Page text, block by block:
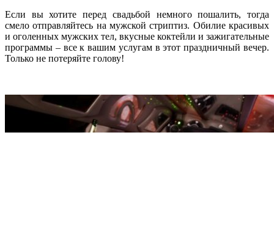
Если вы хотите перед свадьбой немного пошалить, тогда
смело отправляйтесь на мужской стриптиз. Обилие красивых
и оголенных мужских тел, вкусные коктейли и зажигательные
программы – все к вашим услугам в этот праздничный вечер.
Только не потеряйте голову!